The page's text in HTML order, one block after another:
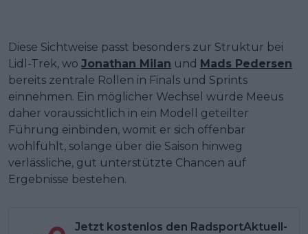
Diese Sichtweise passt besonders zur Struktur bei
Lidl-Trek, wo Jonathan Milan und Mads Pedersen
bereits zentrale Rollen in Finals und Sprints
einnehmen. Ein möglicher Wechsel würde Meeus
daher voraussichtlich in ein Modell geteilter
Führung einbinden, womit er sich offenbar
wohlfühlt, solange über die Saison hinweg
verlässliche, gut unterstützte Chancen auf
Ergebnisse bestehen.
Jetzt kostenlos den RadsportAktuell-